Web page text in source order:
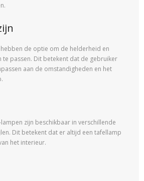
hebben de optie om de helderheid en
te passen. Dit betekent dat de gebruiker
aan de omstandigheden en het
zijn beschikbaar in verschillende
Dit betekent dat er altijd een tafellamp
het interieur.